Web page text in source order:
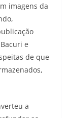
imagens da
e
de que
a